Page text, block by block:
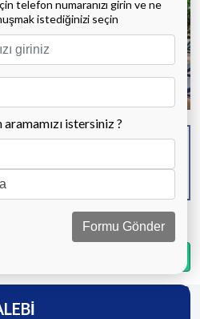
Göster
& WC
4 ADET
YATAK ODASI
telefon numaranızı girin ve ne
istediğinizi seçin
istersiniz ?
Formu Gönder